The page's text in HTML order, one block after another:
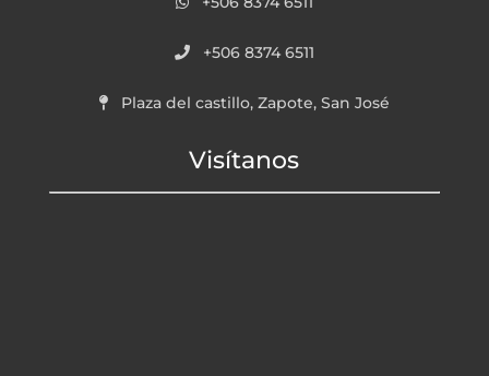
+506 8374 6511
Plaza del castillo, Zapote, San José
Visítanos